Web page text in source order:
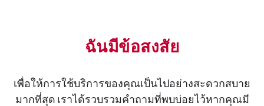
ฉันมีข้อสงสัย
เพื่อให้การใช้บริการของคุณเป็นไปอย่างสะดวกสบาย
มากที่สุด เราได้รวบรวมคำถามที่พบบ่อยไว้หากคุณมี